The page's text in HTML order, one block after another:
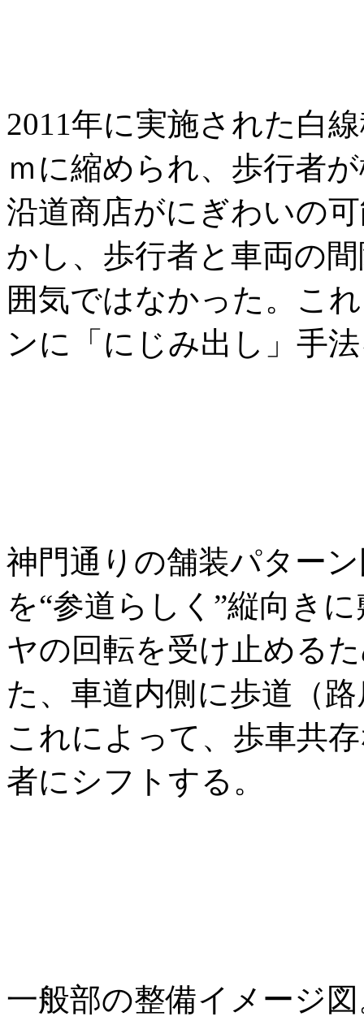
2011年に実施された白
ｍに縮められ、歩行者
沿道商店がにぎわいの
かし、歩行者と車両の
囲気ではなかった。こ
ンに「にじみ出し」手
神門通りの舗装パター
を“参道らしく”縦向き
ヤの回転を受け止める
た、車道内側に歩道（
これによって、歩車共
者にシフトする。
一般部の整備イメージ